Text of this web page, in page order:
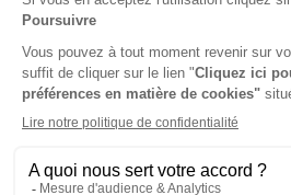
103€
Tarif France métropolitaine
Renouvellement à date
Papier